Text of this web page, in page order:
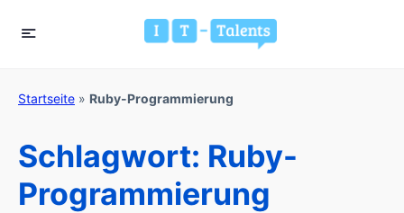
Startseite » Ruby-Programmierung
Schlagwort: Ruby-
Programmierung